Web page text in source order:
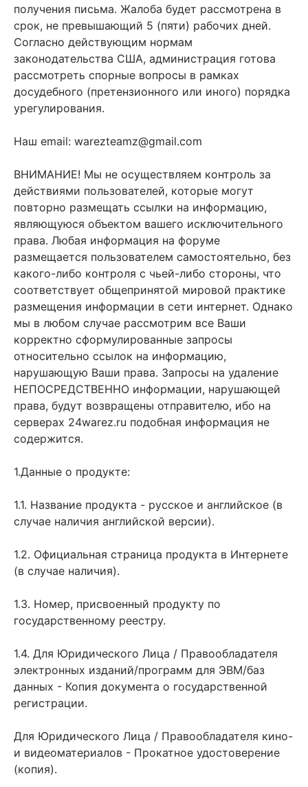
получения письма. Жалоба будет рассмотрена в
срок, не превышающий 5 (пяти) рабочих дней.
Согласно действующим нормам
законодательства США, администрация готова
рассмотреть спорные вопросы в рамках
досудебного (претензионного или иного) порядка
урегулирования.
Наш email: warezteamz@gmail.com
ВНИМАНИЕ! Мы не осуществляем контроль за
действиями пользователей, которые могут
повторно размещать ссылки на информацию,
являющуюся объектом вашего исключительного
права. Любая информация на форуме
размещается пользователем самостоятельно, без
какого-либо контроля с чьей-либо стороны, что
соответствует общепринятой мировой практике
размещения информации в сети интернет. Однако
мы в любом случае рассмотрим все Ваши
корректно сформулированные запросы
относительно ссылок на информацию,
нарушающую Ваши права. Запросы на удаление
НЕПОСРЕДСТВЕННО информации, нарушающей
права, будут возвращены отправителю, ибо на
серверах 24warez.ru подобная информация не
содержится.
1.Данные о продукте:
1.1. Название продукта - русское и английское (в
случае наличия английской версии).
1.2. Официальная страница продукта в Интернете
(в случае наличия).
1.3. Номер, присвоенный продукту по
государственному реестру.
1.4. Для Юридического Лица / Правообладателя
электронных изданий/программ для ЭВМ/баз
данных - Копия документа о государственной
регистрации.
Для Юридического Лица / Правообладателя кино-
и видеоматериалов - Прокатное удостоверение
(копия).